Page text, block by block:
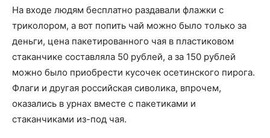
На входе людям бесплатно раздавали флажки с
триколором, а вот попить чай можно было только за
деньги, цена пакетированного чая в пластиковом
стаканчике составляла 50 рублей, а за 150 рублей
можно было приобрести кусочек осетинского пирога.
Флаги и другая российская сиволика, впрочем,
оказались в урнах вместе с пакетиками и
стаканчиками из-под чая.